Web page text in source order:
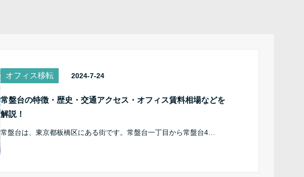
オフィス移転 2024-7-24
常盤台の特徴・歴史・交通アクセス・オフィス賃料相場などを
解説！
常盤台は、東京都板橋区にある街です。常盤台一丁目から常盤台4…